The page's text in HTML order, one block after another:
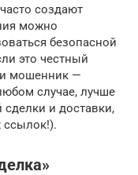
создают
можно
безопасной
это честный
мошенник —
случае, лучше
и доставки,
ссылок!).